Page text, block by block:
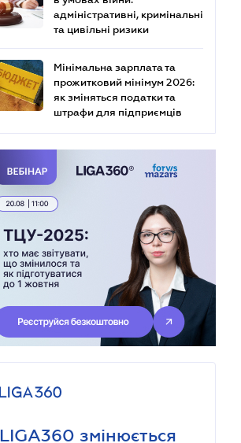
адміністративні, кримінальні
та цивільні ризики
Мінімальна зарплата та
прожитковий мінімум 2026:
як зміняться податки та
штрафи для підприємців
LIGA360 змінюється